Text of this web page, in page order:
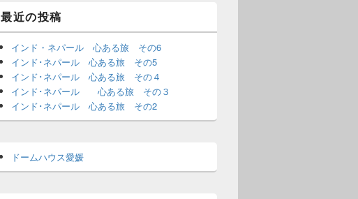
最近の投稿
インド・ネパール 心ある旅 その6
インド･ネパール 心ある旅 その5
インド･ネパール 心ある旅 その４
インド･ネパール 心ある旅 その３
インド･ネパール 心ある旅 その2
ドームハウス愛媛